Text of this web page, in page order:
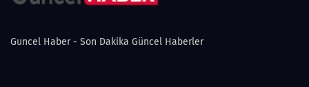
Guncel Haber - Son Dakika Güncel Haberler